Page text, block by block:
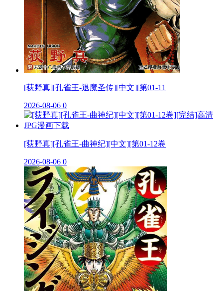
[荻野真][孔雀王-退魔圣传][中文][第01-11
2026-08-06 0
[荻野真][孔雀王-曲神纪][中文][第01-12卷
2026-08-06 0